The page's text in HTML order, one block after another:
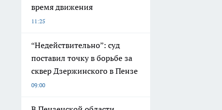
время движения
11:25
“Недействительно”: суд
поставил точку в борьбе за
сквер Дзержинского в Пензе
09:00